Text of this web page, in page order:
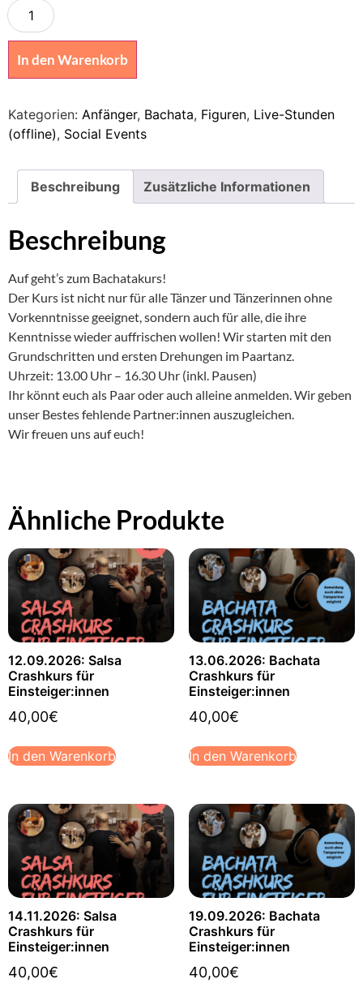
In den Warenkorb
Kategorien: Anfänger, Bachata, Figuren, Live-Stunden
(offline), Social Events
Beschreibung Zusätzliche Informationen
Beschreibung
Auf geht’s zum Bachatakurs!
Der Kurs ist nicht nur für alle Tänzer und Tänzerinnen ohne
Vorkenntnisse geeignet, sondern auch für alle, die ihre
Kenntnisse wieder auffrischen wollen! Wir starten mit den
Grundschritten und ersten Drehungen im Paartanz.
Uhrzeit: 13.00 Uhr – 16.30 Uhr (inkl. Pausen)
Ihr könnt euch als Paar oder auch alleine anmelden. Wir geben
unser Bestes fehlende Partner:innen auszugleichen.
Wir freuen uns auf euch!
Ähnliche Produkte
12.09.2026: Salsa
Crashkurs für
Einsteiger:innen
40,00€
In den Warenkorb
13.06.2026: Bachata
Crashkurs für
Einsteiger:innen
40,00€
In den Warenkorb
14.11.2026: Salsa
Crashkurs für
Einsteiger:innen
40,00€
19.09.2026: Bachata
Crashkurs für
Einsteiger:innen
40,00€